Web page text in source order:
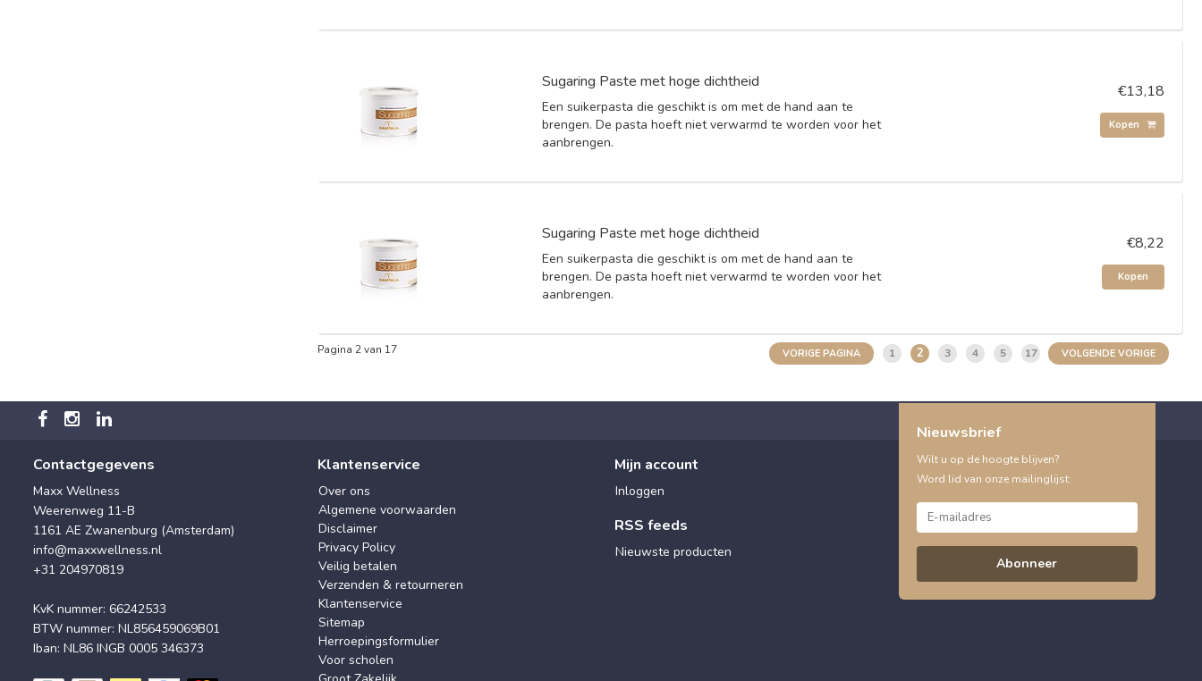
Sugaring Paste met hoge dichtheid
Een suikerpasta die geschikt is om met de hand aan te
brengen. De pasta hoeft niet verwarmd te worden voor het
aanbrengen.
€13,18
Kopen
Sugaring Paste met hoge dichtheid
Een suikerpasta die geschikt is om met de hand aan te
brengen. De pasta hoeft niet verwarmd te worden voor het
aanbrengen.
€8,22
Kopen
Pagina 2 van 17 VORIGE PAGINA 1 2 3 4 5 17 VOLGENDE VORIGE
Contactgegevens
Maxx Wellness
Weerenweg 11-B
1161 AE Zwanenburg (Amsterdam)
info@maxxwellness.nl
+31 204970819
KvK nummer: 66242533
BTW nummer: NL856459069B01
Iban: NL86 INGB 0005 346373
Klantenservice
Over ons
Algemene voorwaarden
Disclaimer
Privacy Policy
Veilig betalen
Verzenden & retourneren
Klantenservice
Sitemap
Herroepingsformulier
Voor scholen
Mijn account
Inloggen
RSS feeds
Nieuwste producten
Nieuwsbrief
Wilt u op de hoogte blijven?
Word lid van onze mailinglijst:
Abonneer